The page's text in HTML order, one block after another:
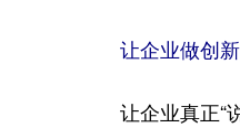
让企业做创新
让企业真正“说